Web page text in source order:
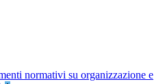
normativi su organizzazione e